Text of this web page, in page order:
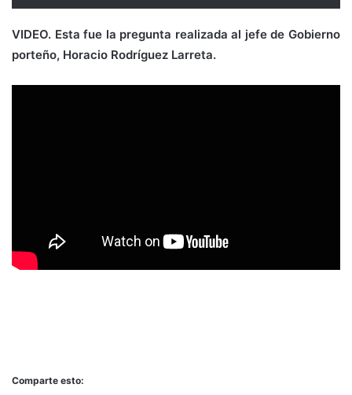
VIDEO. Esta fue la pregunta realizada al jefe de Gobierno
porteño, Horacio Rodríguez Larreta.
Comparte esto: